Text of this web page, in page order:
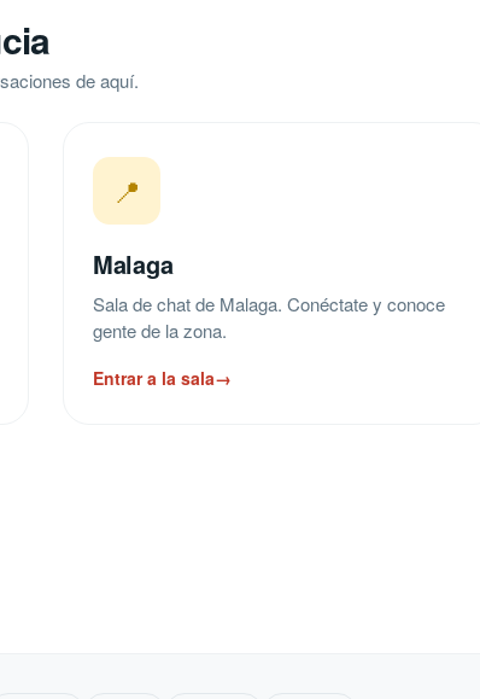
de aquí.
📍
Malaga
Sala de chat de Malaga. Conéctate y conoce
gente de la zona.
Entrar a la sala→